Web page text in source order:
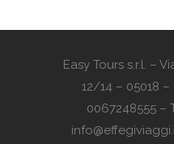
Easy Tours s.r.l. –
12/14 – 05018 –
0067248555 –